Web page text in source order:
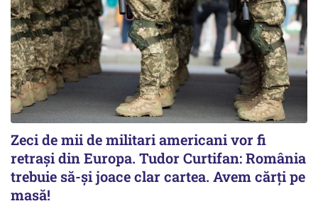
Zeci de mii de militari americani vor fi
retrași din Europa. Tudor Curtifan: România
trebuie să-și joace clar cartea. Avem cărți pe
masă!